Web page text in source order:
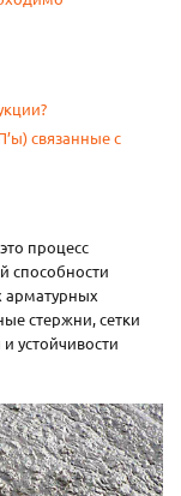
связанные с
процесс
способности
арматурных
стержни, сетки
устойчивости